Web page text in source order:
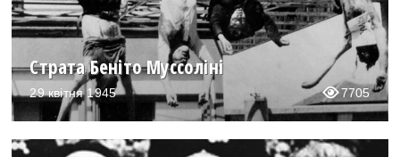
Страта Беніто Муссоліні
29 квітня 1945 7705